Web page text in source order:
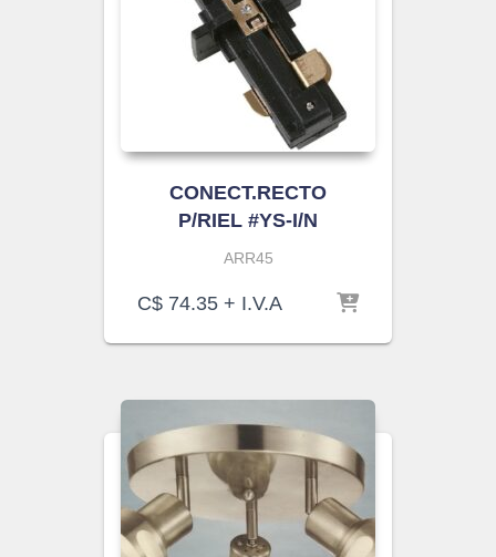
CONECT.RECTO
P/RIEL #YS-I/N
ARR45
C$ 74.35 + I.V.A